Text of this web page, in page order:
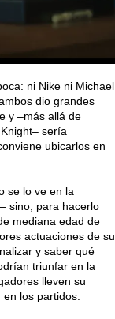
ni Nike ni Michael
dio grandes
y –más allá de
sería
ubicarlos en
se lo ve en la
sino, para hacerlo
mediana edad de
actuaciones de su
y saber qué
triunfar en la
lleven su
los partidos.